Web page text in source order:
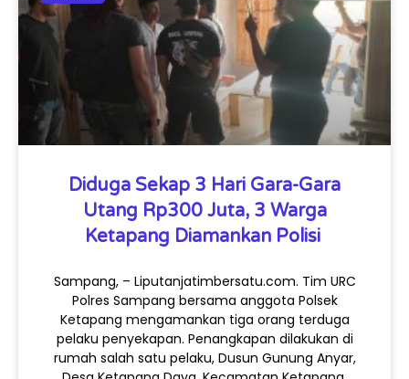
Diduga Sekap 3 Hari Gara-Gara
Utang Rp300 Juta, 3 Warga
Ketapang Diamankan Polisi
Sampang, – Liputanjatimbersatu.com. Tim URC
Polres Sampang bersama anggota Polsek
Ketapang mengamankan tiga orang terduga
pelaku penyekapan. Penangkapan dilakukan di
rumah salah satu pelaku, Dusun Gunung Anyar,